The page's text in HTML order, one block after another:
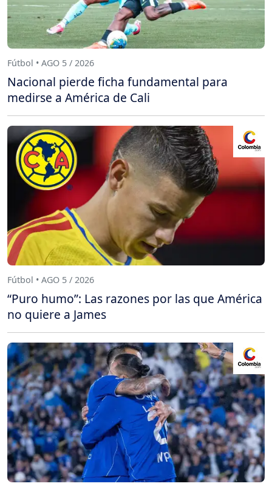
Fútbol • AGO 5 / 2026
Nacional pierde ficha fundamental para
medirse a América de Cali
Fútbol • AGO 5 / 2026
“Puro humo”: Las razones por las que América
no quiere a James